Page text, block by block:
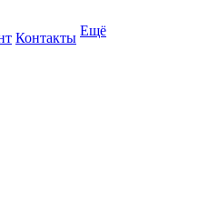
Контакты Ещё